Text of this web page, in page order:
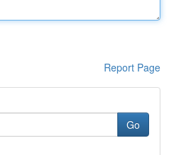
Report Page
Go